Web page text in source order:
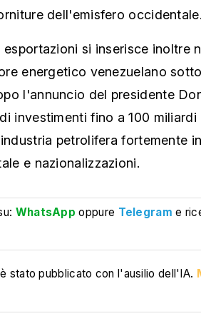
dell'emisfero occidentale.
esportazioni si inserisce inoltre
energetico venezuelano
l'annuncio del presidente
investimenti fino a 100
petrolifera fortemente
e nazionalizzazioni.
WhatsApp oppure Telegram e
stato pubblicato con l'ausilio dell'IA.